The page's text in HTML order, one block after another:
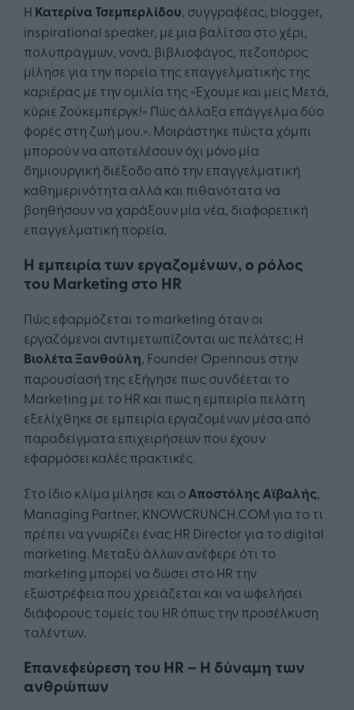
Η Κατερίνα Τσεμπερλίδου, συγγραφέας, blogger,
inspirational speaker, με μια βαλίτσα στο χέρι,
πολυπράγμων, νονά, βιβλιοφάγος, πεζοπόρος
μίλησε για την πορεία της επαγγελματικής της
καριέρας με την ομιλία της «Έχουμε και μείς Μετά,
κύριε Ζούκεμπεργκ!» Πώς άλλαξα επάγγελμα δύο
φορές στη ζωή μου.». Μοιράστηκε πώςτα χόμπι
μπορούν να αποτελέσουν όχι μόνο μία
δημιουργική διέξοδο από την επαγγελματική
καθημερινότητα αλλά και πιθανότατα να
βοηθήσουν να χαράξουν μία νέα, διαφορετική
επαγγελματική πορεία.
Η εμπειρία των εργαζομένων, ο ρόλος
του Marketing στο HR
Πώς εφαρμόζεται το marketing όταν οι
εργαζόμενοι αντιμετωπίζονται ως πελάτες; Η
Βιολέτα Ξανθούλη, Founder Opennous στην
παρουσίασή της εξήγησε πως συνδέεται το
Marketing με το HR και πως η εμπειρία πελάτη
εξελίχθηκε σε εμπειρία εργαζομένων μέσα από
παραδείγματα επιχειρήσεων που έχουν
εφαρμόσει καλές πρακτικές.
Στο ίδιο κλίμα μίλησε και ο Αποστόλης Αϊβαλής,
Managing Partner, KNOWCRUNCH.COM για το τι
πρέπει να γνωρίζει ένας HR Director για το digital
marketing. Μεταξύ άλλων ανέφερε ότι το
marketing μπορεί να δώσει στο HR την
εξωστρέφεια που χρειάζεται και να ωφελήσει
διάφορους τομείς του HR όπως την προσέλκυση
ταλέντων.
Επανεφεύρεση του HR – Η δύναμη των
ανθρώπων